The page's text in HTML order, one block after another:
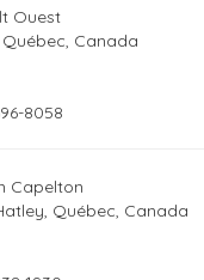
Ouest
Canada
8058
Capelton
Québec, Canada